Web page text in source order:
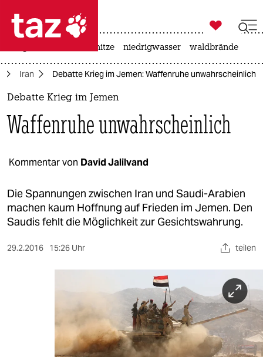
 taz zahl ich
taz zahl ich
politik
öko
gesellschaft
kultur

taz zahl ich
hitze niedrigwasser waldbrände
Iran Debatte Krieg im Jemen: Waffenruhe unwahrscheinlich
Debatte Krieg im Jemen
Waffenruhe unwahrscheinlich
Kommentar von David Jalilvand
Die Spannungen zwischen Iran und Saudi-Arabien
machen kaum Hoffnung auf Frieden im Jemen. Den
Saudis fehlt die Möglichkeit zur Gesichtswahrung.
29.2.2016 15:26 Uhr teilen